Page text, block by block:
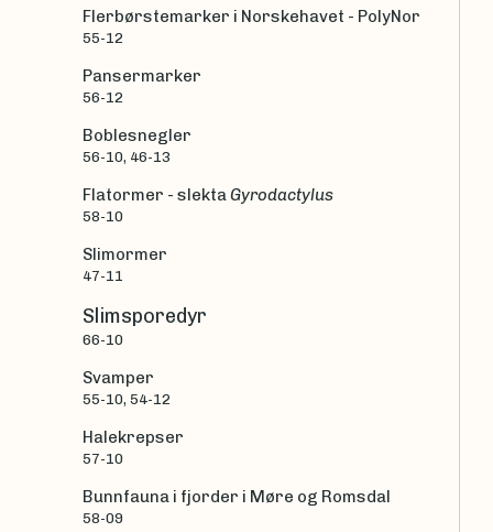
Flerbørstemarker i Norskehavet - PolyNor
55-12
Pansermarker
56-12
Boblesnegler
56-10, 46-13
Flatormer - slektaGyrodactylus
58-10
Slimormer
47-11
Slimsporedyr
66-10
Svamper
55-10, 54-12
Halekrepser
57-10
Bunnfauna i fjorder i Møre og Romsdal
58-09